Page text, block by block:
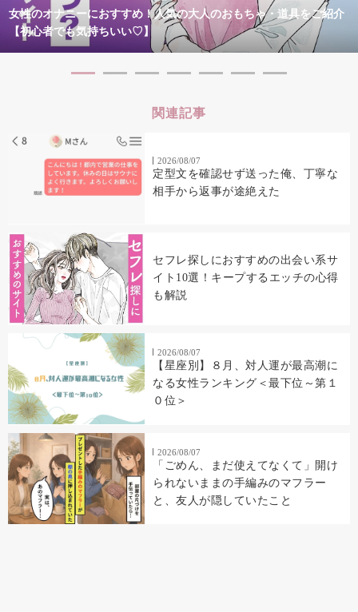
女性のオナニーにおすすめ！人気の大人のおもちゃ・道具をご紹介
【初心者でも気持ちいい♡】
関連記事
2026/08/07
定型文を確認せず送った俺、丁寧な
相手から返事が途絶えた
セフレ探しにおすすめの出会い系サ
イト10選！キープするエッチの心得
も解説
2026/08/07
【星座別】８月、対人運が最高潮に
なる女性ランキング＜最下位～第１
０位＞
2026/08/07
「ごめん、まだ使えてなくて」開け
られないままの手編みのマフラー
と、友人が隠していたこと